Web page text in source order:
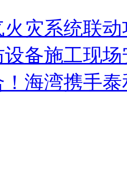
灾系统联
备施工现
海湾携手